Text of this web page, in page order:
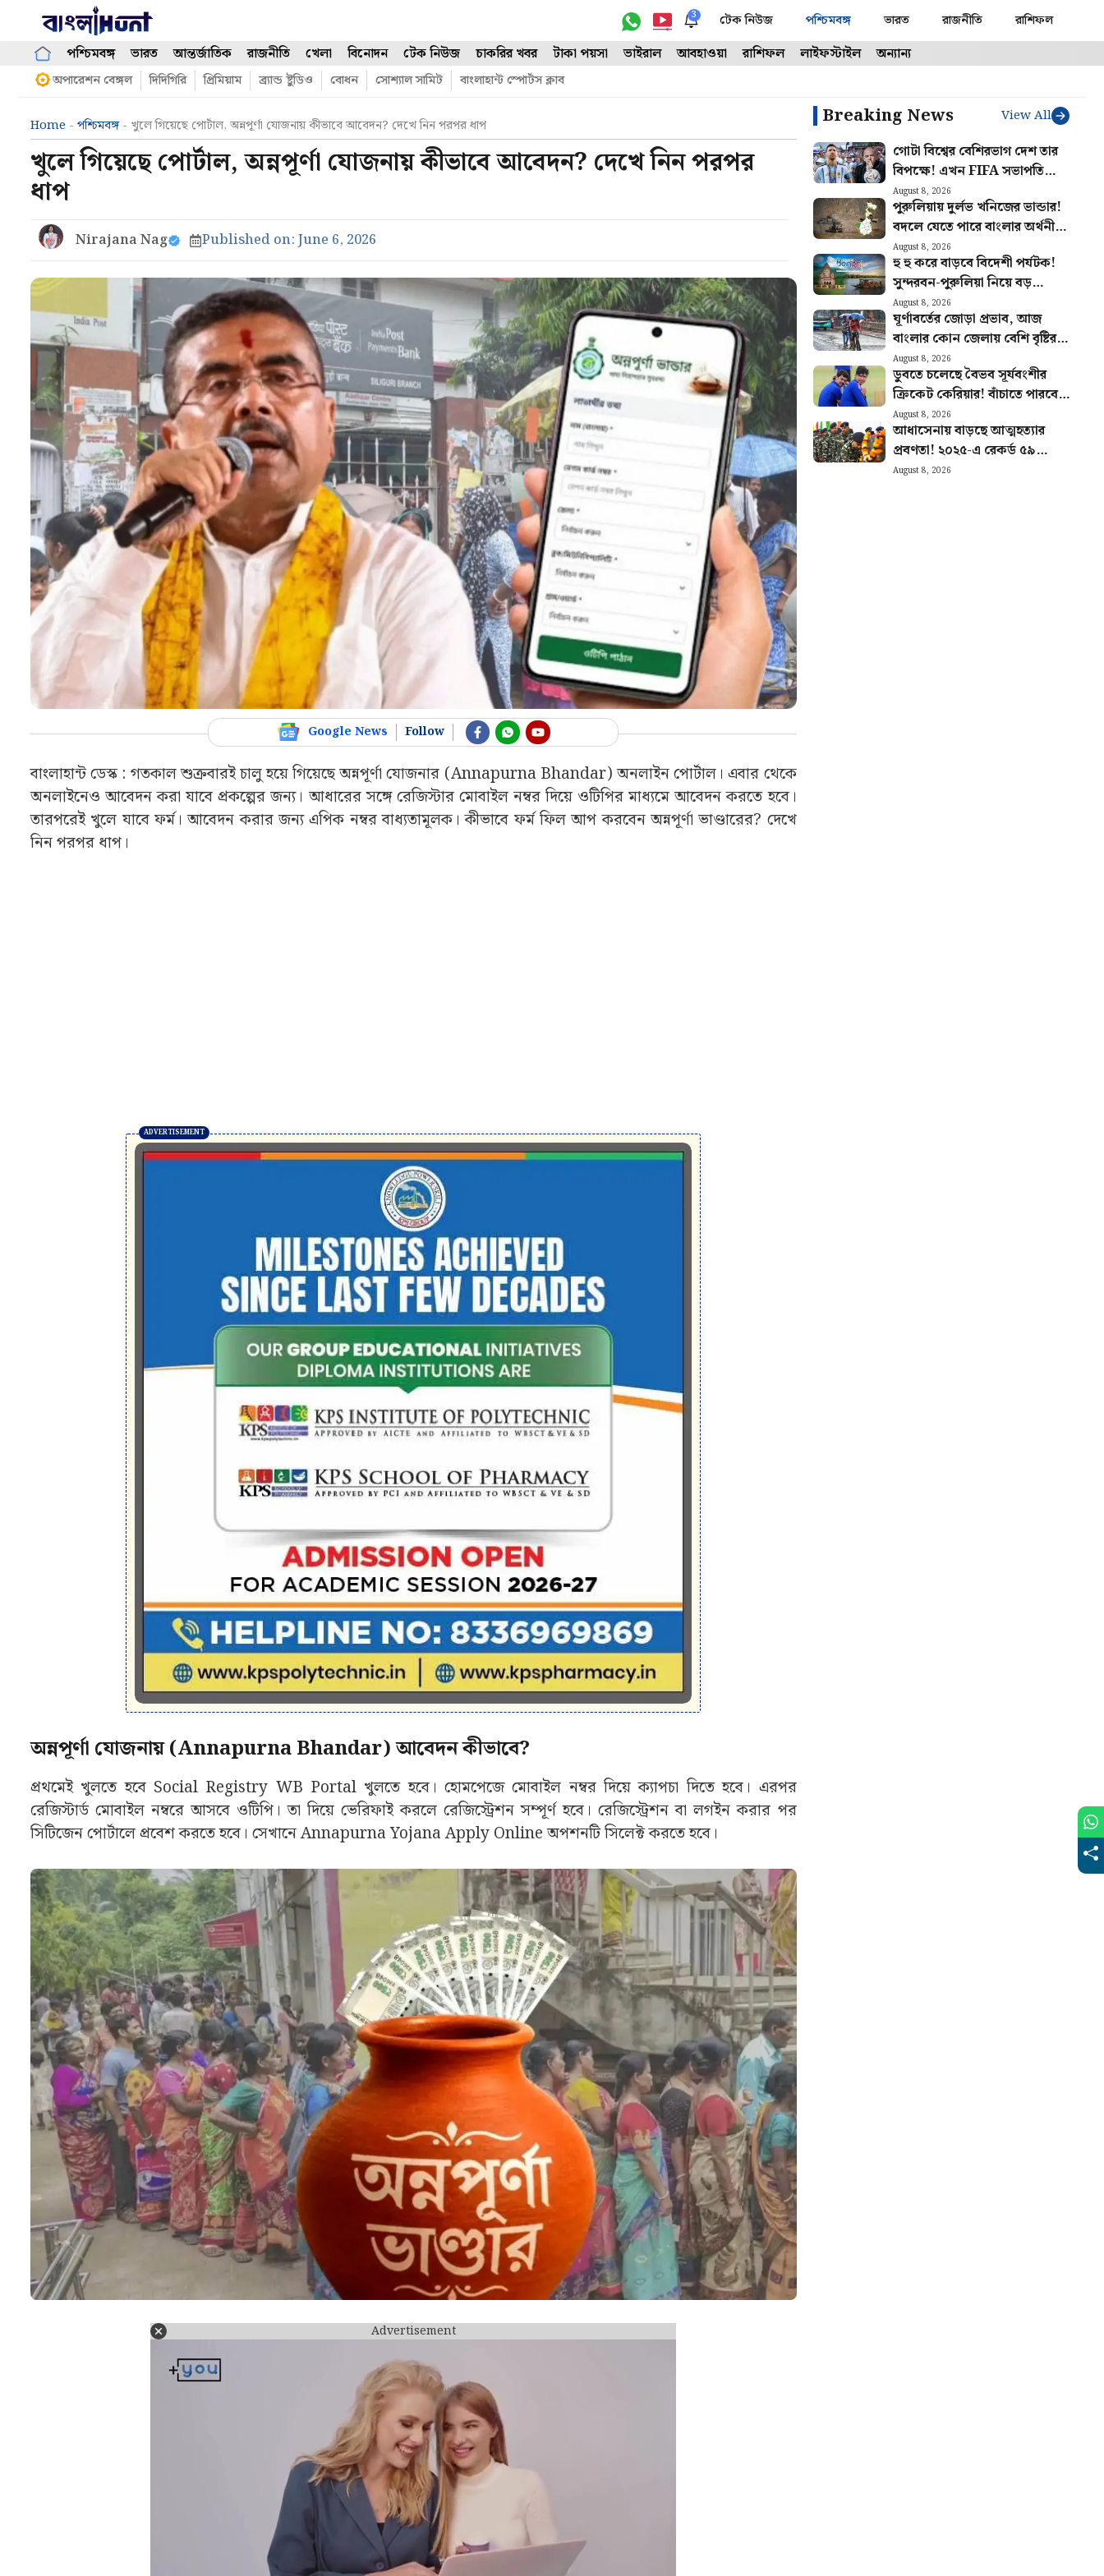
content
3 টেক নিউজ পশ্চিমবঙ্গ ভারত রাজনীতি রাশিফল
পশ্চিমবঙ্গ ভারত আন্তর্জাতিক রাজনীতি খেলা বিনোদন টেক নিউজ চাকরির খবর টাকা পয়সা ভাইরাল আবহাওয়া রাশিফল লাইফস্টাইল অন্যান্য
অপারেশন বেঙ্গল দিদিগিরি প্রিমিয়াম ব্র্যান্ড ষ্টুডিও বোধন সোশ্যাল সামিট বাংলাহান্ট স্পোর্টস ক্লাব
Home - পশ্চিমবঙ্গ- খুলে গিয়েছে পোর্টাল, অন্নপূর্ণা যোজনায় কীভাবে আবেদন? দেখে নিন পরপর ধাপ
খুলে গিয়েছে পোর্টাল, অন্নপূর্ণা যোজনায় কীভাবে আবেদন? দেখে নিন পরপর
ধাপ
Nirajana Nag Published on: June 6, 2026
Google News Follow
বাংলাহান্ট ডেস্ক : গতকাল শুক্রবারই চালু হয়ে গিয়েছে অন্নপূর্ণা যোজনার (Annapurna Bhandar) অনলাইন পোর্টাল। এবার থেকে
অনলাইনেও আবেদন করা যাবে প্রকল্পের জন্য। আধারের সঙ্গে রেজিস্টার মোবাইল নম্বর দিয়ে ওটিপির মাধ্যমে আবেদন করতে হবে।
তারপরেই খুলে যাবে ফর্ম। আবেদন করার জন্য এপিক নম্বর বাধ্যতামূলক। কীভাবে ফর্ম ফিল আপ করবেন অন্নপূর্ণা ভাণ্ডারের? দেখে
নিন পরপর ধাপ।
অন্নপূর্ণা যোজনায় (Annapurna Bhandar) আবেদন কীভাবে?
প্রথমেই খুলতে হবে Social Registry WB Portal খুলতে হবে। হোমপেজে মোবাইল নম্বর দিয়ে ক্যাপচা দিতে হবে। এরপর
রেজিস্টার্ড মোবাইল নম্বরে আসবে ওটিপি। তা দিয়ে ভেরিফাই করলে রেজিস্ট্রেশন সম্পূর্ণ হবে। রেজিস্ট্রেশন বা লগইন করার পর
সিটিজেন পোর্টালে প্রবেশ করতে হবে। সেখানে Annapurna Yojana Apply Online অপশনটি সিলেক্ট করতে হবে।
Breaking News View All
গোটা বিশ্বের বেশিরভাগ দেশ তার
বিপক্ষে! এখন FIFA সভাপতি
ইনফান্তিনোর পাশে দাঁড়ালো মেসির
আর্জেন্টিনা
August 8, 2026
পুরুলিয়ায় দুর্লভ খনিজের ভান্ডার!
বদলে যেতে পারে বাংলার অর্থনীতি,
মিলবে প্রচুর কর্মসংস্থান
August 8, 2026
হু হু করে বাড়বে বিদেশী পর্যটক!
সুন্দরবন-পুরুলিয়া নিয়ে বড়
পরিকল্পনা রাজ্য সরকারের
August 8, 2026
ঘূর্ণাবর্তের জোড়া প্রভাব, আজ
বাংলার কোন জেলায় বেশি বৃষ্টির
সম্ভাবনা? আজকের আবহাওয়ার
খবর
August 8, 2026
ডুবতে চলেছে বৈভব সূর্যবংশীর
ক্রিকেট কেরিয়ার! বাঁচাতে পারবেন
কি ঈশান কিষাণ?
August 8, 2026
আধাসেনায় বাড়ছে আত্মহত্যার
প্রবণতা! ২০২৫-এ রেকর্ড ৫৯
CRPF জওয়ানের মৃত্যু, প্রকাশ্যে
August 8, 2026